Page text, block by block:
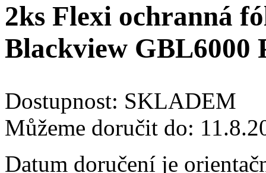
2ks Flexi ochranná
Blackview GBL6000
Dostupnost: SKLADEM
Můžeme doručit do:
Datum doručení je